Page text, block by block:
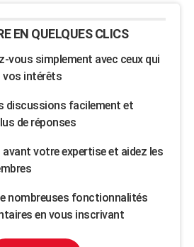
EN QUELQUES CLICS
vous simplement avec ceux qui
intérêts
discussions facilement et
de réponses
avant votre expertise et aidez les
nombreuses fonctionnalités
en vous inscrivant